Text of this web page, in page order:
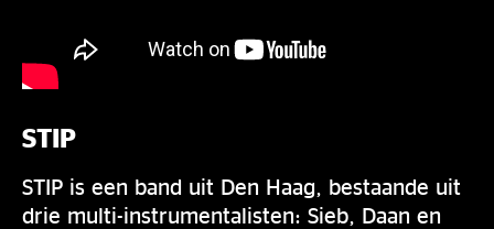
STIP
STIP is een band uit Den Haag, bestaande uit
drie multi-instrumentalisten: Sieb, Daan en